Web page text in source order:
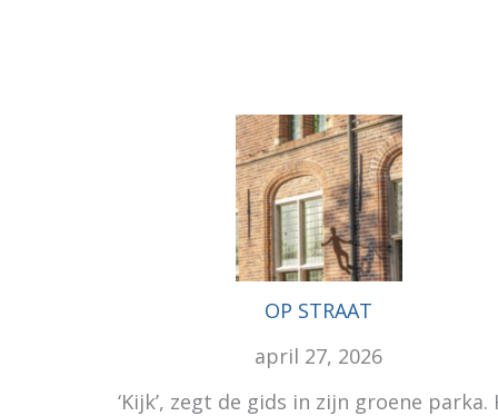
OP STRAAT
april 27, 2026
‘Kijk’, zegt de gids in zijn groene parka.